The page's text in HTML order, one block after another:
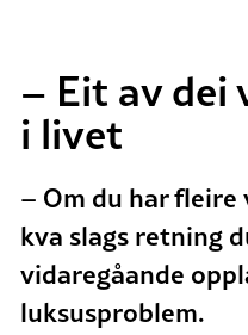
– Eit av dei
i livet
– Om du har
kva slags retning
vidaregåande
luksusproblem.